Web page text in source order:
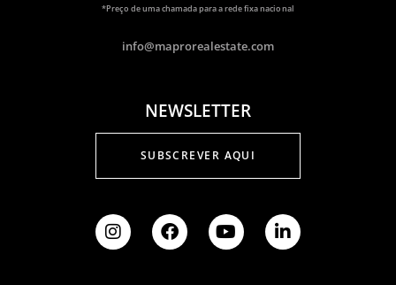
​*Preço de uma chamada para a rede fixa nacional
info@maprorealestate.com
NEWSLETTER
SUBSCREVER AQUI